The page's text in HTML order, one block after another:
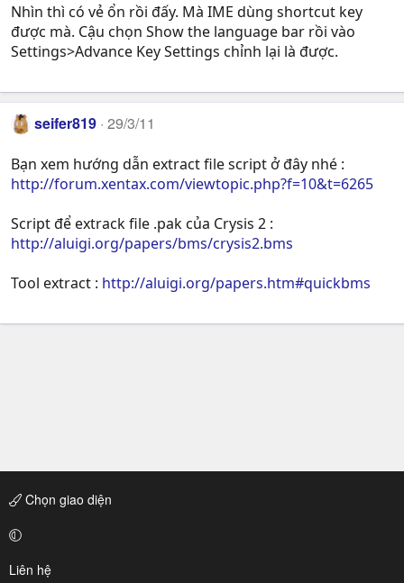
Nhìn thì có vẻ ổn rồi đấy. Mà IME dùng shortcut key
được mà. Cậu chọn Show the language bar rồi vào
Settings>Advance Key Settings chỉnh lại là được.
seifer819 29/3/11
Bạn xem hướng dẫn extract file script ở đây nhé :
http://forum.xentax.com/viewtopic.php?f=10&t=6265
Script để extrack file .pak của Crysis 2 :
http://aluigi.org/papers/bms/crysis2.bms
Tool extract : http://aluigi.org/papers.htm#quickbms
Chọn giao diện
Liên hệ